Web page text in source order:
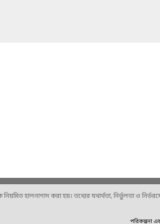
হালনাগাদ করা হয়। তথ্যের যথার্থতা, নির্ভুলতা ও
পরিকল্পনা